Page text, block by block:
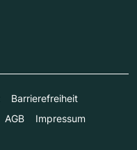
Barrierefreiheit
AGB Impressum